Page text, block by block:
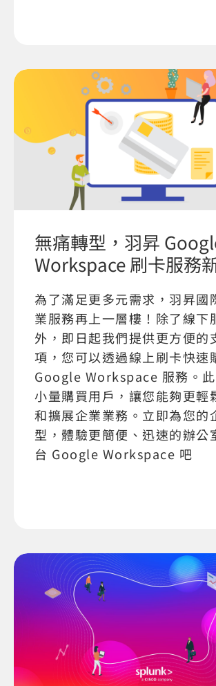
無痛轉型，羽昇
Workspace 刷卡服務
為了滿足更多元需求，羽昇國
業服務再上一層樓！除了線下
外，即日起我們提供更方便的
項，您可以透過線上刷卡快速
Google Workspace 服務。
小量購買用戶，讓您能夠更輕
和擴展企業業務。立即為您的
型，體驗更簡便、迅速的辦公
台 Google Workspace 吧